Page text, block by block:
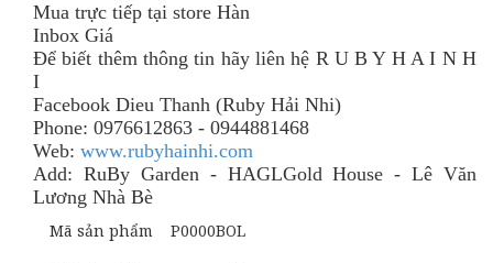
Mua trực tiếp tại store Hàn
Inbox Giá
Để biết thêm thông tin hãyliên hệ R U B Y H A I N H
I
Facebook Dieu Thanh (Ruby Hải Nhi)
Phone: 0976612863 - 0944881468
Web: www.rubyhainhi.com
Add: RuBy Garden - HAGLGold House - Lê Văn
Lương Nhà Bè
Mã sản phẩm P0000BOL